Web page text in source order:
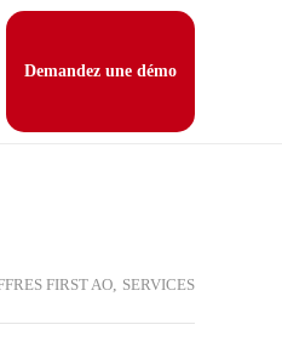
Demandez une démo
FIRST AO, SERVICES